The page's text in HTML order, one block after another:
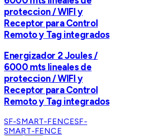
proteccion / WIFI y
Receptor para Control
Remoto y Tag integrados
Energizador 2 Joules /
6000 mts lineales de
proteccion / WIFI y
Receptor para Control
Remoto y Tag integrados
SF-SMART-FENCESF-
SMART-FENCE